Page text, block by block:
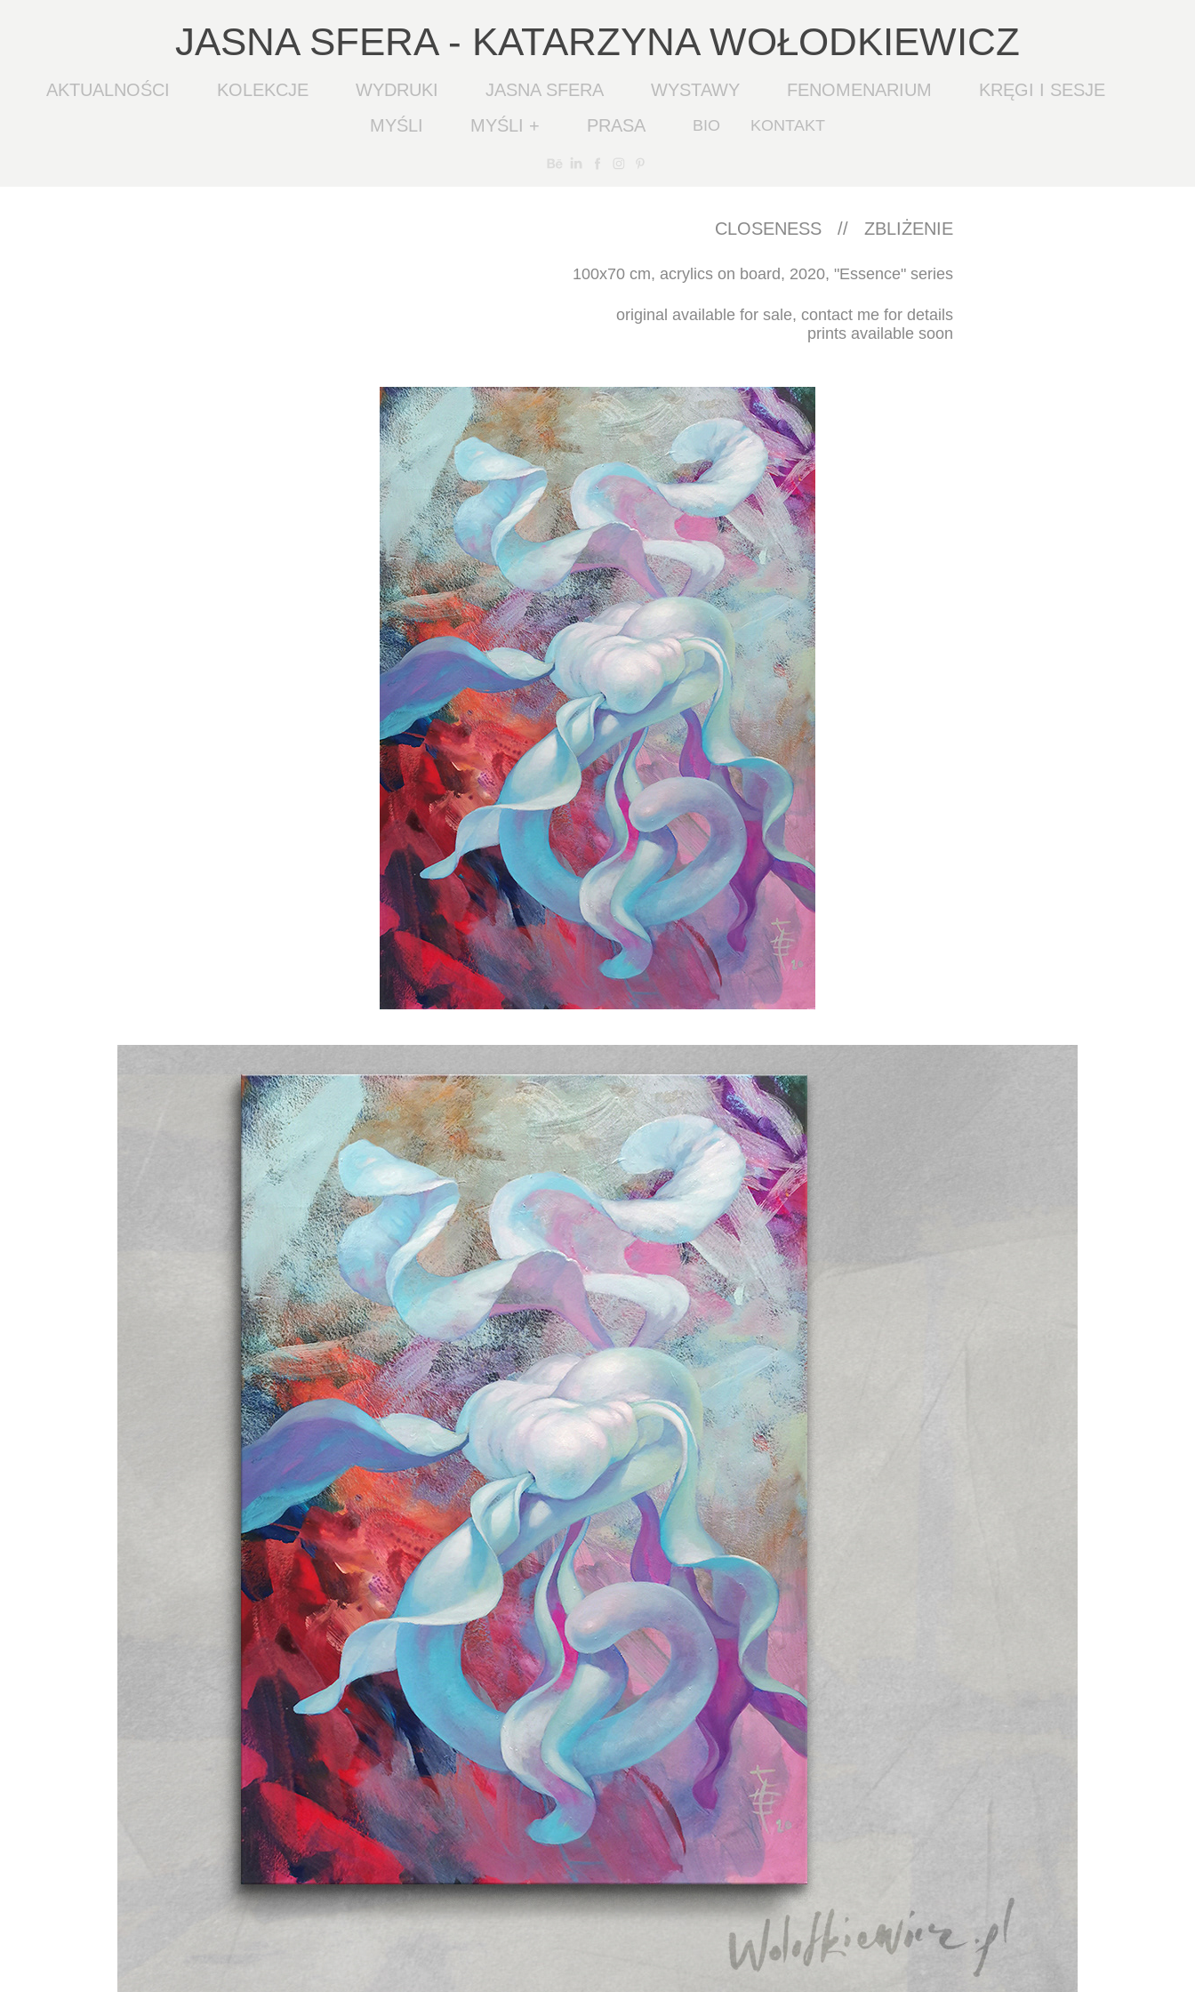
JASNA SFERA - KATARZYNA WOŁODKIEWICZ
AKTUALNOŚCI KOLEKCJE WYDRUKI JASNA SFERA WYSTAWY FENOMENARIUM
KRĘGI I SESJE
MYŚLI
MYŚLI + PRASA BIO KONTAKT
CLOSENESS // ZBLIŻENIE
100x70 cm, acrylics on board, 2020, "Essence" series
original available for sale, contact me for details
prints available soon